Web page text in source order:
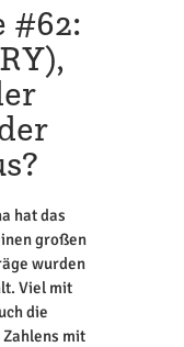
#62:
hat das
großen
wurden
Viel mit
die
mit